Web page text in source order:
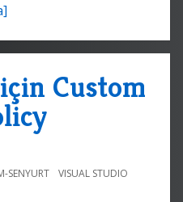
Custom
SENYURT VISUAL STUDIO